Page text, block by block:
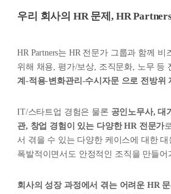
우리 회사의 HR 문제, HR
HR Partners는 HR 전문가 그룹과 함께
위해 채용, 평가/보상, 조직문화, 노무 등
계-적용-변화관리-수시자문 으로 전방위
IT/스타트업 경험은 물론 공인노무사, 대
관, 창업 경험이 있는 다양한 HR 전문가
서 겪을 수 있는 다양한 케이스에 대한
폭발적이면서도 안정적인 조직을 만들어
회사의 성장 과정에서 겪는 어려운 HR